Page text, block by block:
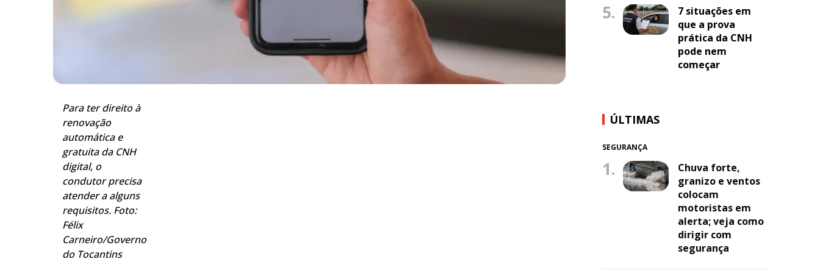
Para ter direito à
renovação
automática e
gratuita da CNH
digital, o
condutor precisa
atender a alguns
requisitos. Foto:
Félix
Carneiro/Governo
do Tocantins
5.
7 situações em
que a prova
prática da CNH
pode nem
começar
ÚLTIMAS
SEGURANÇA
1.
Chuva forte,
granizo e ventos
colocam
motoristas em
alerta; veja como
dirigir com
segurança